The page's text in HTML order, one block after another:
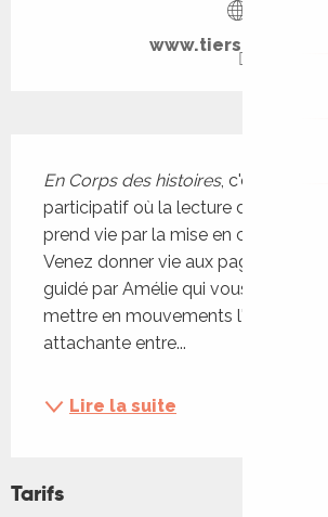
www.tierslieusavy.fr
En Corps des histoires, c'est un
participatif où la lecture d'un album
prend vie par la mise en corps des
Venez donner vie aux pages d'un
guidé par Amélie qui vous fera
mettre en mouvements l'histoire
attachante entre...
Lire la suite
Tarifs